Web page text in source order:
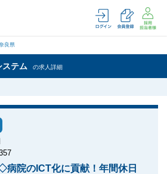
良県
テム の求人詳細
病院のICT化に貢献！年間休日